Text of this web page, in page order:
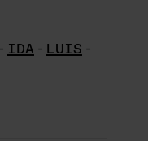
- IDA - LUIS -